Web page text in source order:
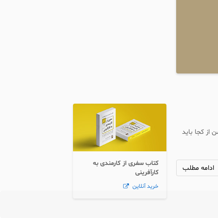
از کجا باید
ادامه مطلب
کتاب سفری از کارمندی به
کارآفرینی
خرید آنلاین